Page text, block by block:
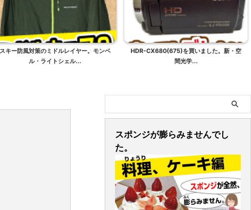
HDR-CX680(675)を買いました。新・空
間光学...
Xperia Z1 と、XZ Premium を比較。...
スポンジが膨らみませんでし
た。